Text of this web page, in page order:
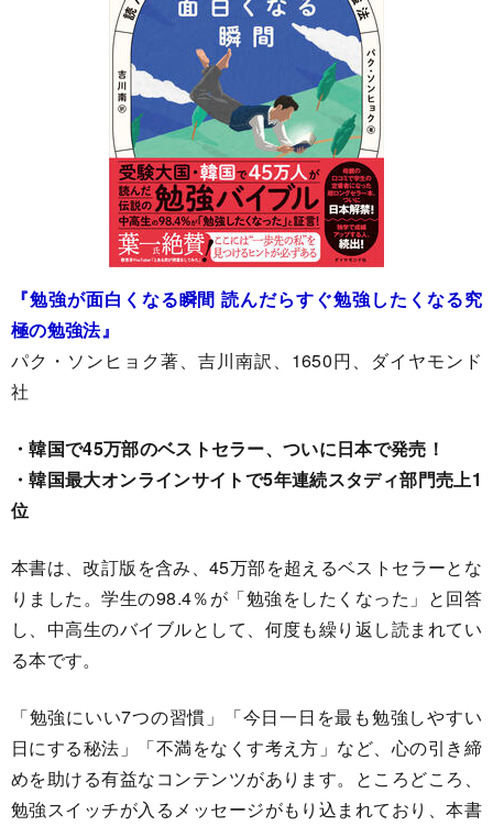
『勉強が面白くなる瞬間 読んだらすぐ勉強したくなる究
極の勉強法』
パク・ソンヒョク著、吉川南訳、1650円、ダイヤモンド
社
・韓国で45万部のベストセラー、ついに日本で発売！
・韓国最大オンラインサイトで5年連続スタディ部門売上1
位
本書は、改訂版を含み、45万部を超えるベストセラーとな
りました。学生の98.4％が「勉強をしたくなった」と回答
し、中高生のバイブルとして、何度も繰り返し読まれてい
る本です。
「勉強にいい7つの習慣」「今日一日を最も勉強しやすい
日にする秘法」「不満をなくす考え方」など、心の引き締
めを助ける有益なコンテンツがあります。ところどころ、
勉強スイッチが入るメッセージがもり込まれており、本書